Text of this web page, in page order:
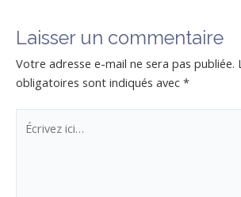
Laisser un commentaire
Votre adresse e-mail ne sera pas publiée.
obligatoires sont indiqués avec *
Écrivez
ici…